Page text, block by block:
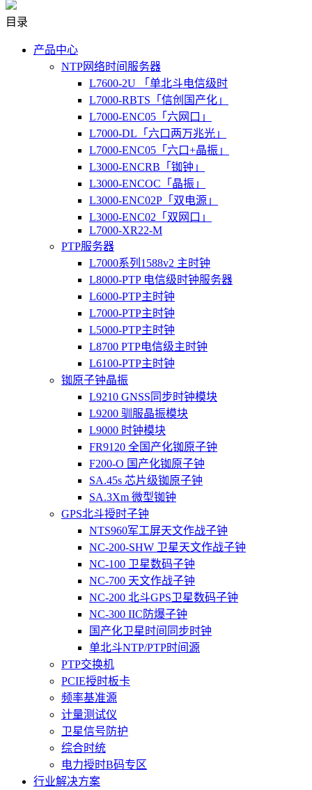
目录
产品中心
NTP网络时间服务器
L7600-2U 「单北斗电信级时
L7000-RBTS「信创国产化」
L7000-ENC05「六网口」
L7000-DL「六口两万兆光」
L7000-ENC05「六口+晶振」
L3000-ENCRB「铷钟」
L3000-ENCOC「晶振」
L3000-ENC02P「双电源」
L3000-ENC02「双网口」
L7000-XR22-M
PTP服务器
L7000系列1588v2 主时钟
L8000-PTP 电信级时钟服务器
L6000-PTP主时钟
L7000-PTP主时钟
L5000-PTP主时钟
L8700 PTP电信级主时钟
L6100-PTP主时钟
铷原子钟晶振
L9210 GNSS同步时钟模块
L9200 驯服晶振模块
L9000 时钟模块
FR9120 全国产化铷原子钟
F200-O 国产化铷原子钟
SA.45s 芯片级铷原子钟
SA.3Xm 微型铷钟
GPS北斗授时子钟
NTS960军工屏天文作战子钟
NC-200-SHW 卫星天文作战子钟
NC-100 卫星数码子钟
NC-700 天文作战子钟
NC-200 北斗GPS卫星数码子钟
NC-300 IIC防爆子钟
国产化卫星时间同步时钟
单北斗NTP/PTP时间源
PTP交换机
PCIE授时板卡
频率基准源
计量测试仪
卫星信号防护
综合时统
电力授时B码专区
行业解决方案